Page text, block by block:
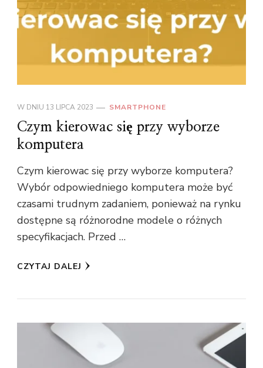
W DNIU 13 LIPCA 2023 SMARTPHONE
Czym kierowac się przy wyborze
komputera
Czym kierowac się przy wyborze komputera?
Wybór odpowiedniego komputera może być
czasami trudnym zadaniem, ponieważ na rynku
dostępne są różnorodne modele o różnych
specyfikacjach. Przed …
CZYTAJ DALEJ